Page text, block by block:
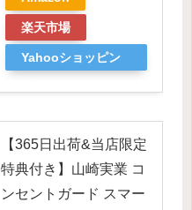
楽天市場
Yahooショッピン
【365日出荷&当店限定
特典付き】山崎実業 コ
ンセントガード スマー